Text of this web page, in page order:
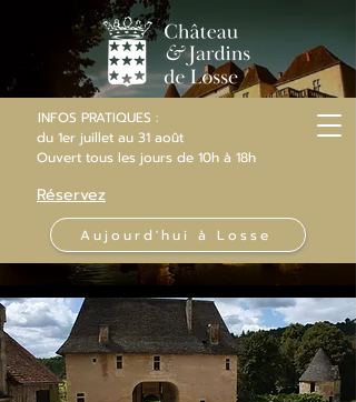
INFOS PRATIQUES :
du 1er juillet au 31 août
Ouvert tous les jours de 10h à 18h
Réservez
Aujourd'hui à Losse